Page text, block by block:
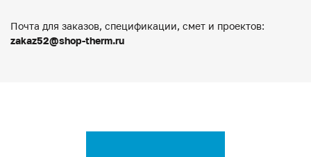
Почта для заказов, спецификации, смет и проектов:
zakaz52@shop-therm.ru